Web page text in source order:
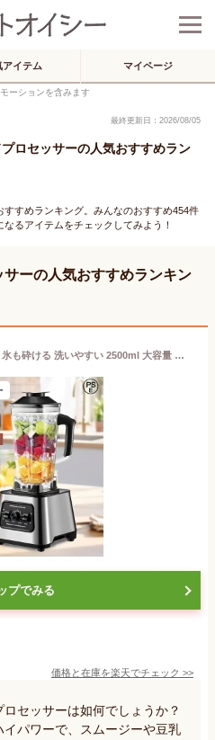
アイテム マイページ
ーションを含みます
最終更新日：2026/08/05
ロセッサーの人気おすすめラン
すすめランキング。みんなのおすすめ454件
るアイテムをチェックしてみよう！
ーの人気おすすめランキン
【 P10倍】ミキサー 業務用 氷も砕ける 洗いやすい 2500ml 大容量 ハイパワー 静音 スムージー フローズンドリンク シェイク ジュース ジューサー 氷 砕ける 豆乳メーカー フードプロセッサー 持ち運び 小型 48000RPM高速回転 キッチン家電 台所用品 家庭用 シンプル 1年保証
プでみる
価格と在庫を楽天でチェック >>
セッサーは如何でしょうか？
パワーで、スムージーや豆乳